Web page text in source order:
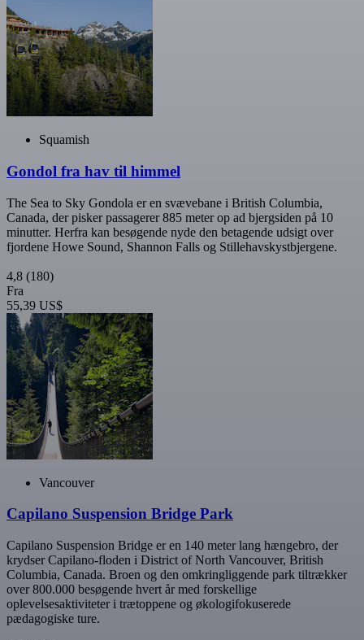
Squamish
Gondol fra hav til himmel
The Sea to Sky Gondola er en svævebane i British Columbia,
Canada, der pisker passagerer 885 meter op ad bjergsiden på 10
minutter. Herfra kan besøgende nyde den betagende udsigt over
fjordene Howe Sound, Shannon Falls og Stillehavskystbjergene.
4,8 (180)
Fra
55,39 US$
Vancouver
Capilano Suspension Bridge Park
Capilano Suspension Bridge er en 140 meter lang hængebro, der
krydser Capilano-floden i District of North Vancouver, British
Columbia, Canada. Broen og den omkringliggende park tiltrækker
over 800.000 besøgende hvert år med forskellige
oplevelsesaktiviteter i trætoppene og økologifokuserede
pædagogiske ture.